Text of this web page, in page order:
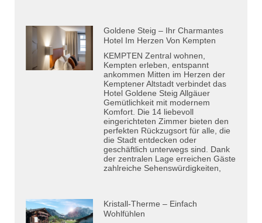
Goldene Steig – Ihr Charmantes
Hotel Im Herzen Von Kempten
KEMPTEN Zentral wohnen,
Kempten erleben, entspannt
ankommen Mitten im Herzen der
Kemptener Altstadt verbindet das
Hotel Goldene Steig Allgäuer
Gemütlichkeit mit modernem
Komfort. Die 14 liebevoll
eingerichteten Zimmer bieten den
perfekten Rückzugsort für alle, die
die Stadt entdecken oder
geschäftlich unterwegs sind. Dank
der zentralen Lage erreichen Gäste
zahlreiche Sehenswürdigkeiten,
Kristall-Therme – Einfach
Wohlfühlen